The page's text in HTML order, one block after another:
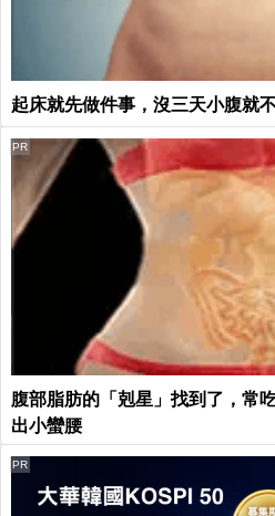
起床就先做件事，沒三天小腹就
腹部脂肪的「剋星」找到了，常
出小蠻腰
PR
PR